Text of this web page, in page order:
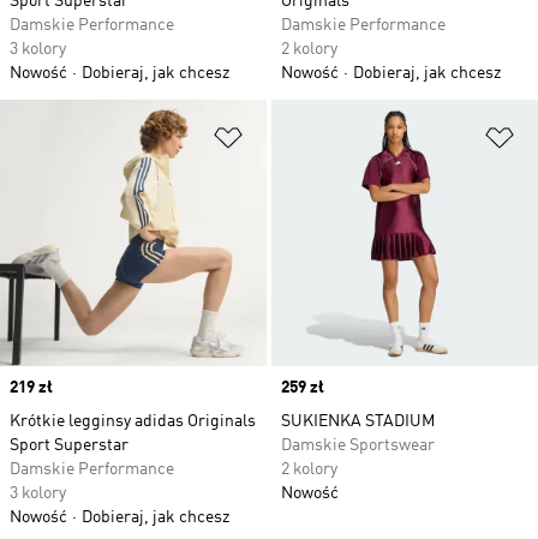
Damskie Performance
3 kolory
Nowość
Dobieraj, jak chcesz
Damskie Performance
2 kolory
Nowość
Dobieraj, jak chcesz
Dodaj do listy życzeń
Price
219 zł
Krótkie legginsy adidas Originals
Sport Superstar
Damskie Performance
3 kolory
Nowość
Dobieraj, jak chcesz
Price
259 zł
SUKIENKA STADIUM
Damskie Sportswear
2 kolory
Nowość